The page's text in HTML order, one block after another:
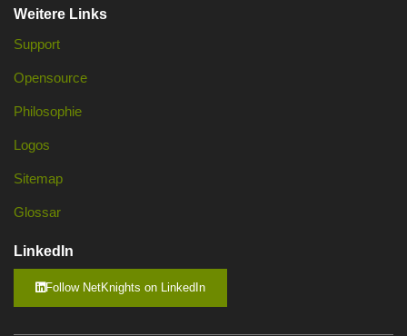
Weitere Links
Support
Opensource
Philosophie
Logos
Sitemap
Glossar
LinkedIn
Follow NetKnights on LinkedIn